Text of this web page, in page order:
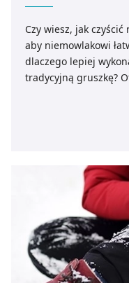
z brakiem dostępu
Strony.
Czy wiesz, jak
aby niemowlakowi
dlaczego lepiej
tradycyjną gruszkę?